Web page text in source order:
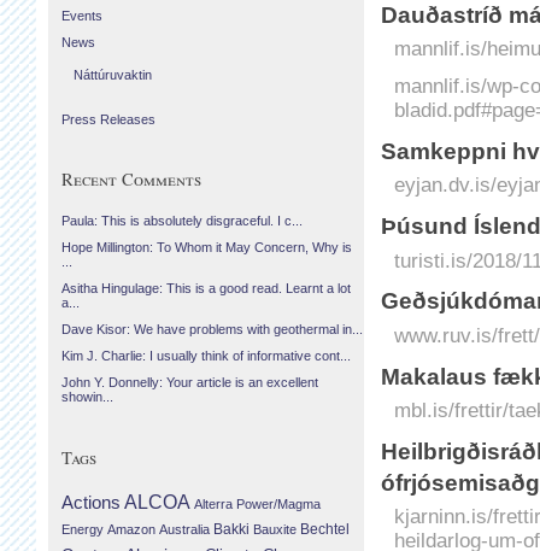
Dauðastríð
mannlif.is/
mannlif.is/wp-
Samkeppni
eyjan.dv.is/
Þúsund
turisti.is/2018/
www.ruv.is/
Makalaus
mbl.is/frettir/
kjarninn.is/
heildarlog-um-
Events
News
Náttúruvaktin
Press Releases
Recent Comments
Paula: This is absolutely disgraceful. I c...
Hope Millington: To Whom it May Concern, Why is
Asitha Hingulage: This is a good read. Learnt a lot
a...
Dave Kisor: We have problems with geothermal in...
Kim J. Charlie: I usually think of informative cont...
John Y. Donnelly: Your article is an excellent
showin...
Tags
Actions ALCOA Alterra Power/Magma
Energy Amazon Australia Bakki Bauxite Bechtel